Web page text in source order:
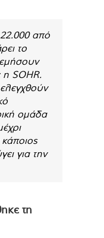
από
το
η SOHR.
ομάδα
για την
τη